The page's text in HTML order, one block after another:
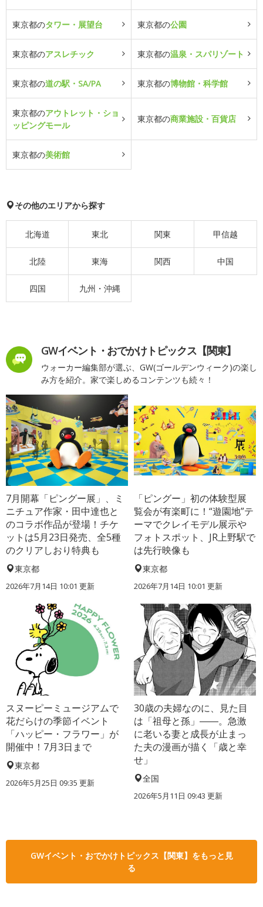
東京都のタワー・展望台 東京都の公園
東京都のアスレチック 東京都の温泉・スパリゾート
東京都の道の駅・SA/PA 東京都の博物館・科学館
東京都のアウトレット・ショ
ッピングモール
東京都の商業施設・百貨店
東京都の美術館
その他のエリアから探す
北海道 東北 関東 甲信越
北陸 東海 関西 中国
四国 九州・沖縄
GWイベント・おでかけトピックス【関東】
ウォーカー編集部が選ぶ、GW(ゴールデンウィーク)の楽し
み方を紹介。家で楽しめるコンテンツも続々！
7月開幕「ピングー展」、ミ
ニチュア作家・田中達也と
のコラボ作品が登場！チケ
ットは5月23日発売、全5種
のクリアしおり特典も
東京都
2026年7月14日 10:01 更新
「ピングー」初の体験型展
覧会が有楽町に！“遊園地”テ
ーマでクレイモデル展示や
フォトスポット、JR上野駅で
は先行映像も
東京都
2026年7月14日 10:01 更新
スヌーピーミュージアムで
花だらけの季節イベント
「ハッピー・フラワー」が
開催中！7月3日まで
東京都
2026年5月25日 09:35 更新
30歳の夫婦なのに、見た目
は「祖母と孫」――。急激
に老いる妻と成長が止まっ
た夫の漫画が描く「歳と幸
せ」
全国
2026年5月11日 09:43 更新
GWイベント・おでかけトピックス【関東】をもっと見
る